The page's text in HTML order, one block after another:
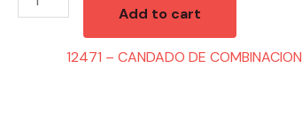
Add to cart
12471 – CANDADO DE COMBINACION